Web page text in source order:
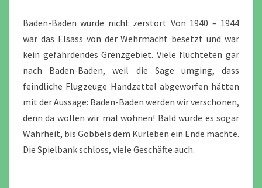
Baden-Baden wurde nicht zerstört Von 1940 – 1944
war das Elsass von der Wehrmacht besetzt und war
kein gefährdendes Grenzgebiet. Viele flüchteten gar
nach Baden-Baden, weil die Sage umging, dass
feindliche Flugzeuge Handzettel abgeworfen hätten
mit der Aussage: Baden-Baden werden wir verschonen,
denn da wollen wir mal wohnen! Bald wurde es sogar
Wahrheit, bis Göbbels dem Kurleben ein Ende machte.
Die Spielbank schloss, viele Geschäfte auch.